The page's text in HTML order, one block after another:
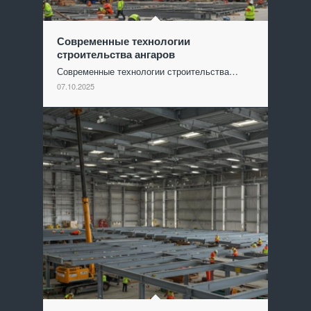
Современные технологии
строительства ангаров
Современные технологии строительства…
07.10.2025